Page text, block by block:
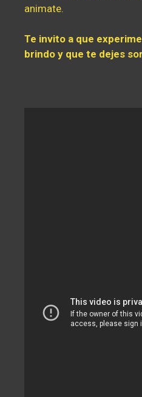
animate.
Te invito a que
brindo y que te dejes